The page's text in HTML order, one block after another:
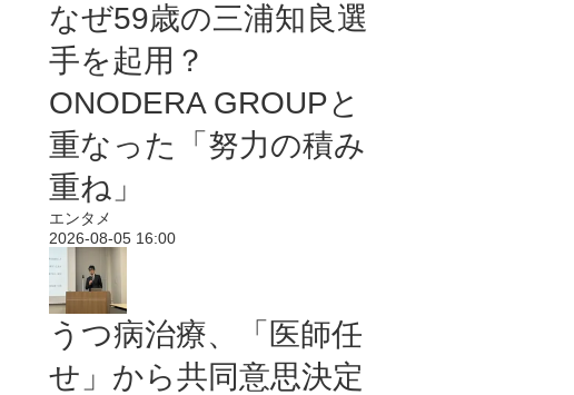
なぜ59歳の三浦知良選
手を起用？
ONODERA GROUPと
重なった「努力の積み
重ね」
エンタメ
2026-08-05 16:00
うつ病治療、「医師任
せ」から共同意思決定